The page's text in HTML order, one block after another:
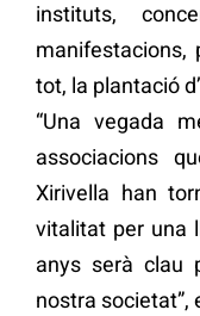
instituts,
manifestacions,
tot, la plantació
“Una vegada
associacions
Xirivella han
vitalitat per una
anys serà clau
nostra societat”,